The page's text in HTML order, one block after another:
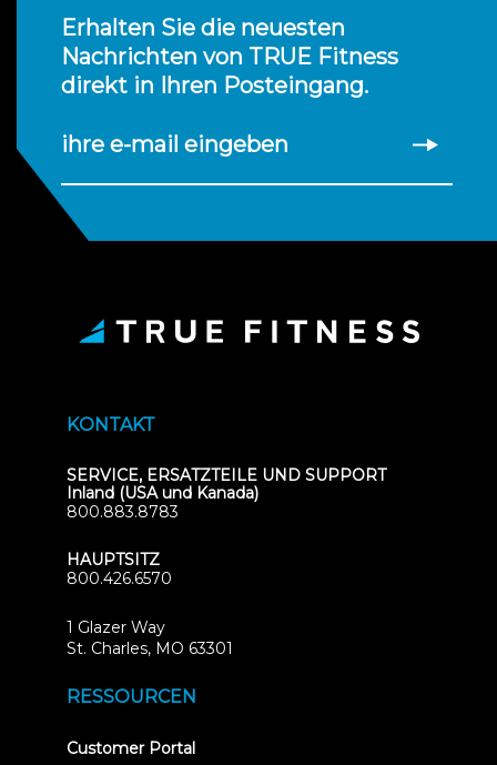
Erhalten Sie die neuesten
Nachrichten von TRUE Fitness
direkt in Ihren Posteingang.
ihre e-mail eingeben
KONTAKT
SERVICE, ERSATZTEILE UND SUPPORT
Inland (USA und Kanada)
800.883.8783
HAUPTSITZ
800.426.6570
1 Glazer Way
St. Charles, MO 63301
RESSOURCEN
Customer Portal(opens